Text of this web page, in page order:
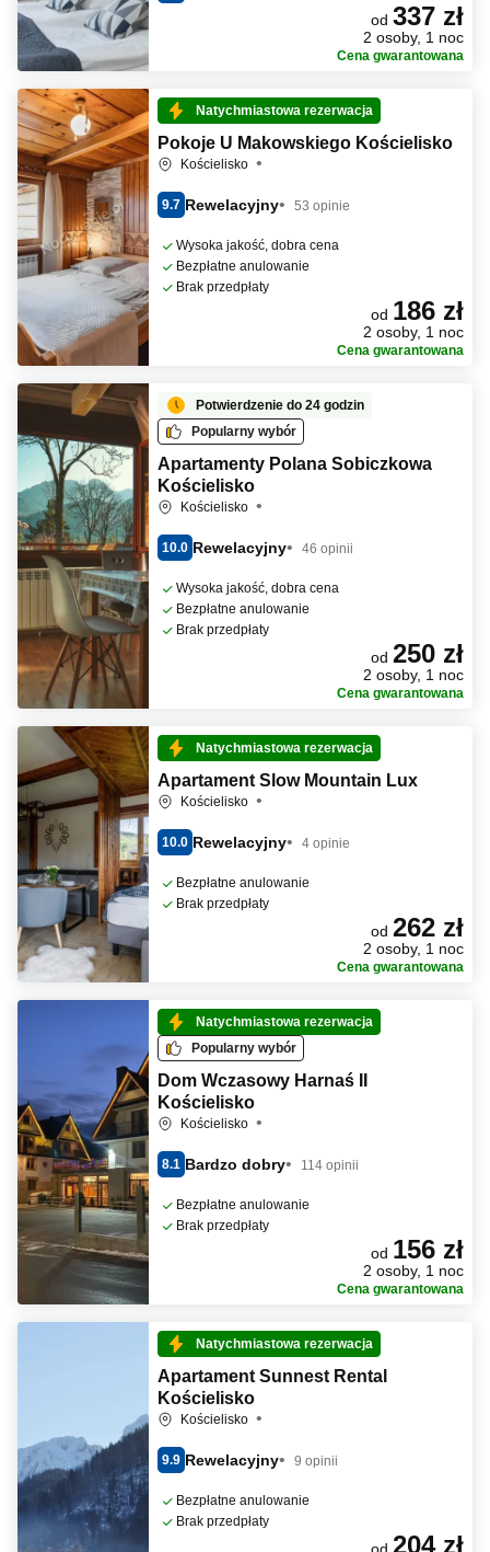
od 337 zł
2 osoby, 1 noc
Cena gwarantowana
Natychmiastowa rezerwacja
Pokoje U Makowskiego Kościelisko
Kościelisko
9.7 Rewelacyjny 53 opinie
Wysoka jakość, dobra cena
Bezpłatne anulowanie
Brak przedpłaty
od 186 zł
2 osoby, 1 noc
Cena gwarantowana
Potwierdzenie do 24 godzin
Popularny wybór
Apartamenty Polana Sobiczkowa
Kościelisko
Kościelisko
10.0 Rewelacyjny 46 opinii
Wysoka jakość, dobra cena
Bezpłatne anulowanie
Brak przedpłaty
od 250 zł
2 osoby, 1 noc
Cena gwarantowana
Natychmiastowa rezerwacja
Apartament Slow Mountain Lux
Kościelisko
10.0 Rewelacyjny 4 opinie
Bezpłatne anulowanie
Brak przedpłaty
od 262 zł
2 osoby, 1 noc
Cena gwarantowana
Natychmiastowa rezerwacja
Popularny wybór
Dom Wczasowy Harnaś II
Kościelisko
Kościelisko
8.1 Bardzo dobry 114 opinii
Bezpłatne anulowanie
Brak przedpłaty
od 156 zł
2 osoby, 1 noc
Cena gwarantowana
Natychmiastowa rezerwacja
Apartament Sunnest Rental
Kościelisko
Kościelisko
9.9 Rewelacyjny 9 opinii
Bezpłatne anulowanie
Brak przedpłaty
204 zł